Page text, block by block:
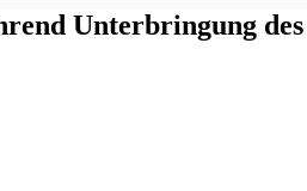
Unterbringung